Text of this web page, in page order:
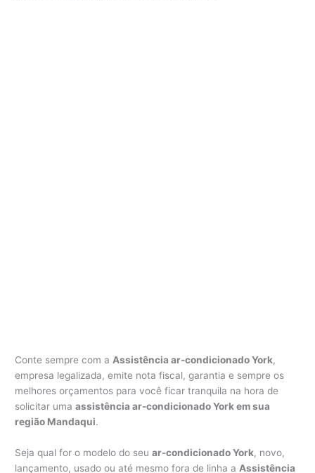
Conte sempre com a Assistência ar-condicionado York,
empresa legalizada, emite nota fiscal, garantia e sempre os
melhores orçamentos para você ficar tranquila na hora de
solicitar umaassistência ar-condicionado York em sua
região Mandaqui.
Seja qual for o modelo do seuar-condicionado York, novo,
lançamento, usado ou até mesmo fora de linha a Assistência